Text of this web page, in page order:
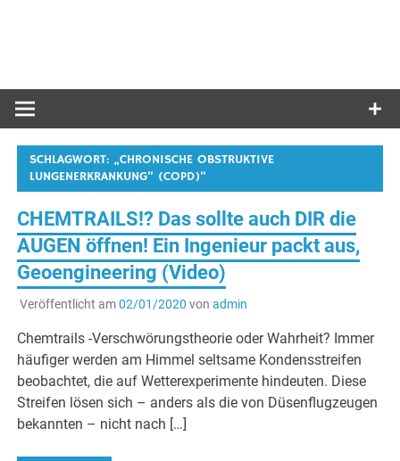
SCHLAGWORT: „CHRONISCHE OBSTRUKTIVE
LUNGENERKRANKUNG“ (COPD)“
CHEMTRAILS!? Das sollte auch DIR die
AUGEN öffnen! Ein Ingenieur packt aus,
Geoengineering (Video)
Veröffentlicht am02/01/2020 von admin
Chemtrails -Verschwörungstheorie oder Wahrheit? Immer
häufiger werden am Himmel seltsame Kondensstreifen
beobachtet, die auf Wetterexperimente hindeuten. Diese
Streifen lösen sich – anders als die von Düsenflugzeugen
bekannten – nicht nach […]